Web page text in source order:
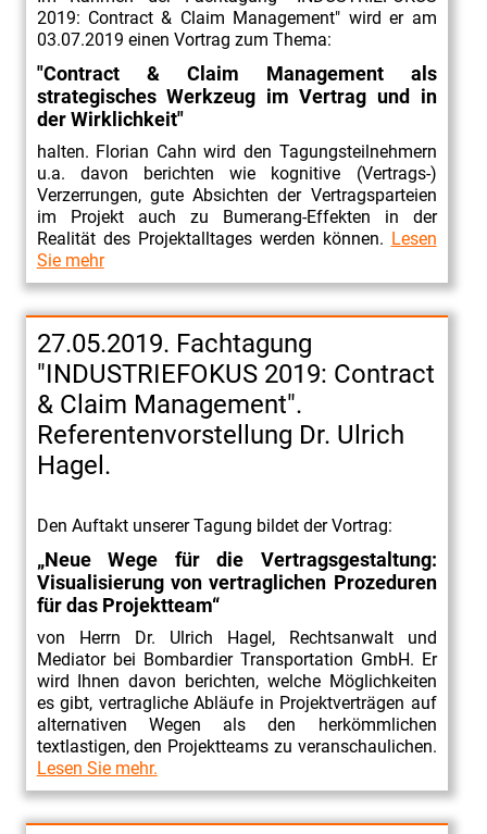
2019: Contract & Claim Management" wird er am
03.07.2019 einen Vortrag zum Thema:
"Contract & Claim Management als
strategisches Werkzeug im Vertrag und in
der Wirklichkeit"
halten. Florian Cahn wird den Tagungsteilnehmern
u.a. davon berichten wie kognitive (Vertrags-)
Verzerrungen, gute Absichten der Vertragsparteien
im Projekt auch zu Bumerang-Effekten in der
Realität des Projektalltages werden können. Lesen
Sie mehr
27.05.2019. Fachtagung
"INDUSTRIEFOKUS 2019: Contract
& Claim Management".
Referentenvorstellung Dr. Ulrich
Hagel.
Den Auftakt unserer Tagung bildet der Vortrag:
„Neue Wege für die Vertragsgestaltung:
Visualisierung von vertraglichen Prozeduren
für das Projektteam“
von Herrn Dr. Ulrich Hagel, Rechtsanwalt und
Mediator bei Bombardier Transportation GmbH. Er
wird Ihnen davon berichten, welche Möglichkeiten
es gibt, vertragliche Abläufe in Projektverträgen auf
alternativen Wegen als den herkömmlichen
textlastigen, den Projektteams zu veranschaulichen.
Lesen Sie mehr.